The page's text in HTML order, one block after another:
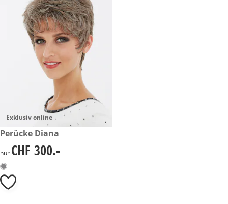
Exklusiv online
CHF 300.-
Perücke Diana
CHF 300.-
nur CHF 300.-